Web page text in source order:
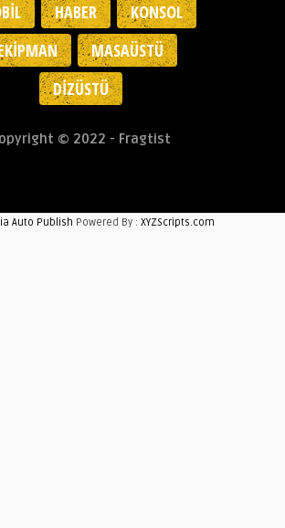
HABER
KONSOL
MASAÜSTÜ
DIZÜSTÜ
© 2022 - Fragtist
Auto Publish Powered By : XYZScripts.com